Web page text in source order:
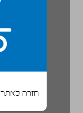
חזרה לאתר